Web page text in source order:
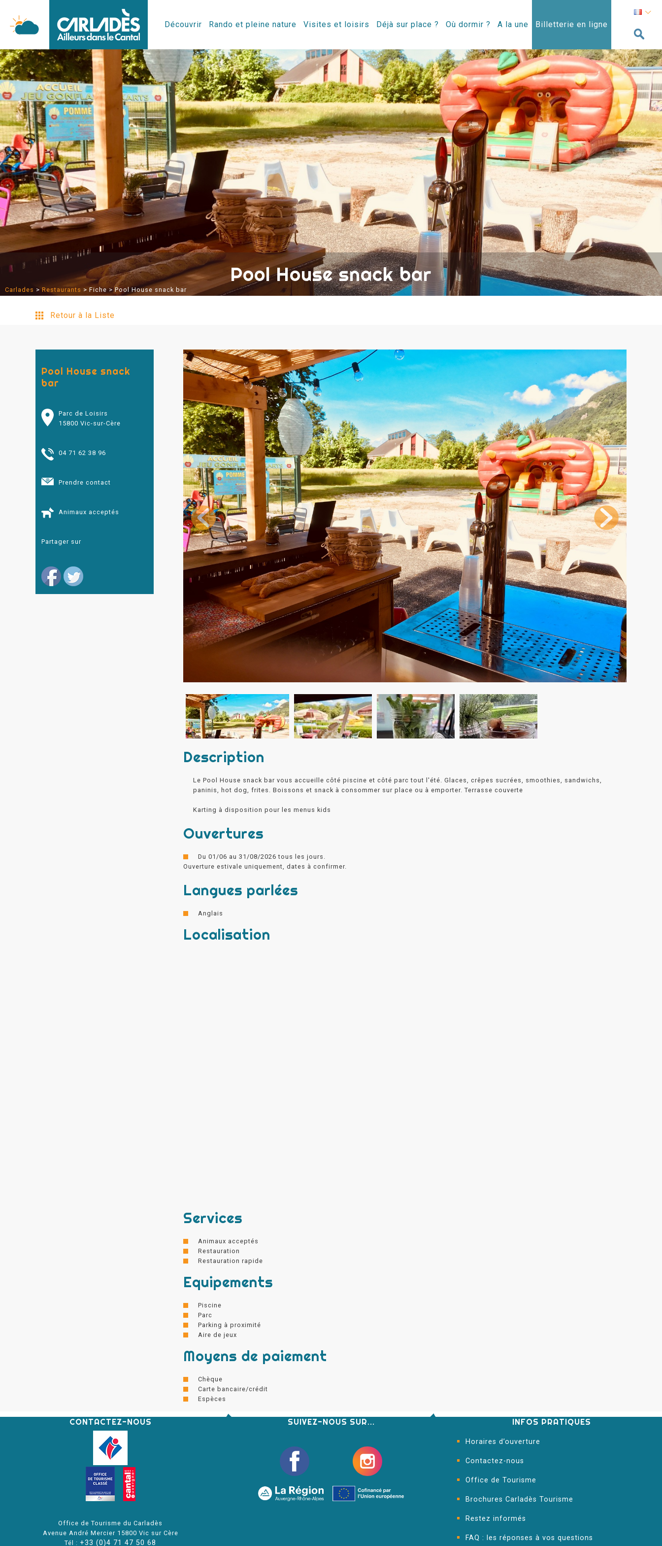
Découvrir Rando et pleine nature Visites et loisirs Déjà sur place ? Où dormir ? A la une Billetterie en ligne
Pool House snack bar
Carlades >Restaurants > Fiche> Pool House snack bar
Retour à la Liste
Pool House snack
bar
Parc de Loisirs
15800 Vic-sur-Cère
04 71 62 38 96
Prendre contact
Animaux acceptés
Partager sur
Description
Le Pool House snack bar vous accueille côté piscine et côté parc tout l'été. Glaces, crêpes sucrées, smoothies, sandwichs,
paninis, hot dog, frites. Boissons et snack à consommer sur place ou à emporter. Terrasse couverte
Karting à disposition pour les menus kids
Ouvertures
Du 01/06 au 31/08/2026 tous les jours.
Ouverture estivale uniquement, dates à confirmer.
Langues parlées
Anglais
Localisation
Services
Animaux acceptés
Restauration
Restauration rapide
Equipements
Piscine
Parc
Parking à proximité
Aire de jeux
Moyens de paiement
Chèque
Carte bancaire/crédit
Espèces
CONTACTEZ-NOUS
Office de Tourisme du Carladès
Avenue André Mercier 15800 Vic sur Cère
Tél : +33 (0)4 71 47 50 68
SUIVEZ-NOUS SUR... INFOS PRATIQUES
Horaires d’ouverture
Contactez-nous
Office de Tourisme
Brochures Carladès Tourisme
Restez informés
FAQ : les réponses à vos questions